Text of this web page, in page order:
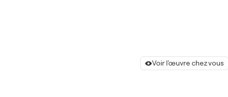
Voir l'œuvre chez vous